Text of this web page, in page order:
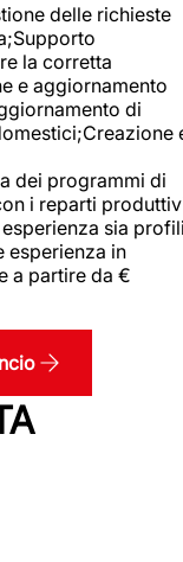
delle richieste
la corretta
e aggiornamento
di
dei programmi di
i reparti
sia
esperienza in
a partire da €